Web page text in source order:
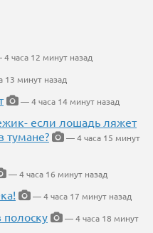
часа 12 минут назад
13 минут назад
— 4 часа 14 минут назад
если лошадь ляжет
тумане?
— 4 часа 15 минут
— 4 часа 16 минут назад
— 4 часа 17 минут назад
— 4 часа 18 минут